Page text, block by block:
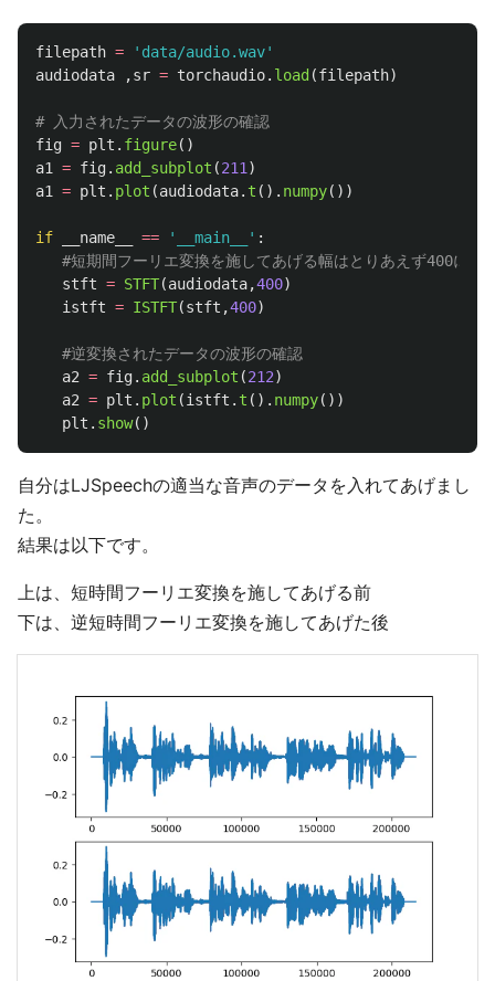
filepath = ' data/audio.wav'
audiodata
,sr = torchaudio. load (filepath)
fig = plt . figure()
a1
= fig. add_subplot (211 )
a1
= plt . plot (audiodata. t (). numpy())
if __name__ == ' __main__ ' :
stft = STFT(audiodata,400)
istft = ISTFT(stft ,400)
a2 = fig. add_subplot (212)
a2 = plt . plot (istft . t (). numpy())
plt . show()
自分はLJSpeechの適当な音声のデータを入れてあげまし
た。
結果は以下です。
上は、短時間フーリエ変換を施してあげる前
下は、逆短時間フーリエ変換を施してあげた後